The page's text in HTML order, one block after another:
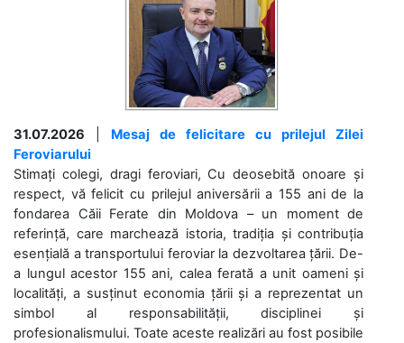
31.07.2026
Mesaj de felicitare cu prilejul Zilei
Feroviarului
Stimați colegi, dragi feroviari, Cu deosebită onoare și
respect, vă felicit cu prilejul aniversării a 155 ani de la
fondarea Căii Ferate din Moldova – un moment de
referință, care marchează istoria, tradiția și contribuția
esențială a transportului feroviar la dezvoltarea țării. De-
a lungul acestor 155 ani, calea ferată a unit oameni și
localități, a susținut economia țării și a reprezentat un
simbol al responsabilității, disciplinei și
profesionalismului. Toate aceste realizări au fost posibile